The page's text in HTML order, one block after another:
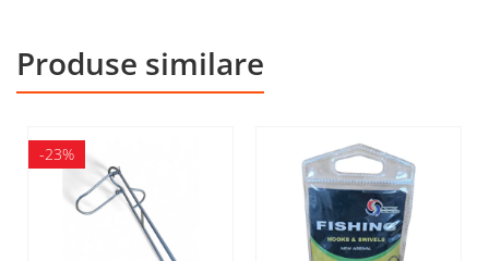
Produse similare
-23%